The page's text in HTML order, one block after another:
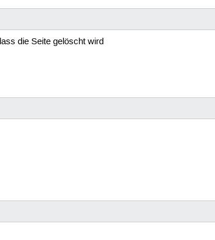
die Seite gelöscht wird